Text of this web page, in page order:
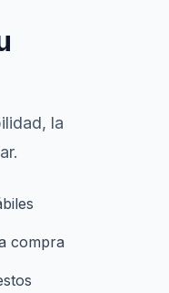
la
compra